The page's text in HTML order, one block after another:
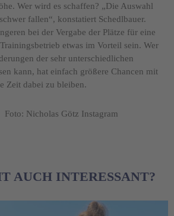
Wer wird es schaffen? „Die Auswahl
fallen“, konstatiert Schedlbauer.
bei der Vergabe der Plätze für eine
etwas im Vorteil sein. Wer
der sehr unterschiedlichen
kann, hat einfach größere Chancen mit
Zeit dabei zu bleiben.
Nicholas Götz Instagram
AUCH INTERESSANT?